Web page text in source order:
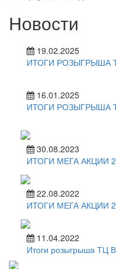
Новости
19.02.2025
ИТОГИ
16.01.2025
ИТОГИ РОЗЫГРЫША
30.08.2023
ИТОГИ МЕГА АКЦИИ
22.08.2022
ИТОГИ МЕГА АКЦИИ
11.04.2022
Итоги розыгрыша ТЦ